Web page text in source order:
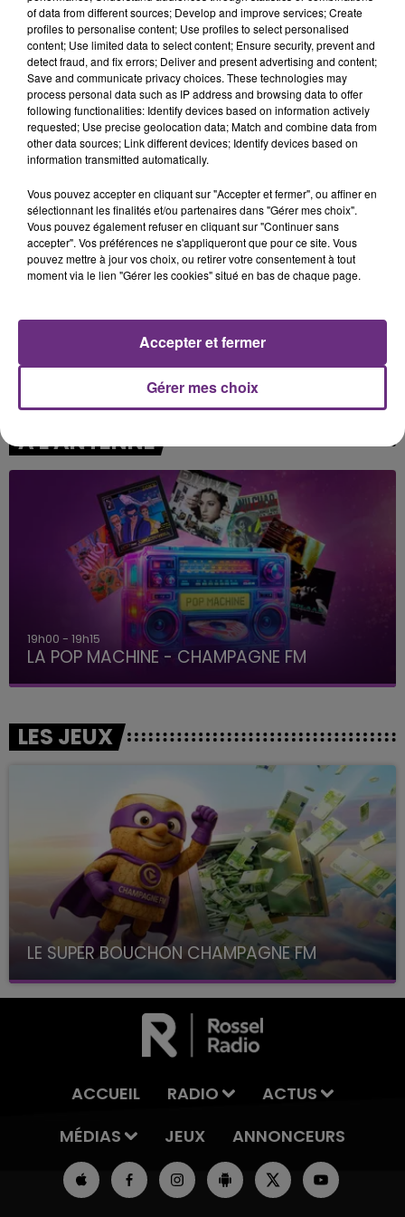
TOVE LO & STROMAE
Des Fleurs
PRAS
Ghetto Supastar
ORIA
Soiree Mondaine
RAYE
Where Is My Husband!
A L'ANTENNE
19h00 - 19h15
LA POP MACHINE - CHAMPAGNE FM
LES JEUX
LE SUPER BOUCHON CHAMPAGNE FM
avec La Famille Champagne FM, à 8H10
ACCUEIL RADIO
ACTUS
MÉDIAS
JEUX ANNONCEURS
of data from different sources; Develop and improve services; Create
profiles to personalise content; Use profiles to select personalised
content; Use limited data to select content; Ensure security, prevent and
detect fraud, and fix errors; Deliver and present advertising and content;
Save and communicate privacy choices. These technologies may
process personal data such as IP address and browsing data to offer
following functionalities: Identify devices based on information actively
requested; Use precise geolocation data; Match and combine data from
other data sources; Link different devices; Identify devices based on
information transmitted automatically.
Vous pouvez accepter en cliquant sur "Accepter et fermer", ou affiner en
sélectionnant les finalités et/ou partenaires dans "Gérer mes choix".
Vous pouvez également refuser en cliquant sur "Continuer sans
accepter". Vos préférences ne s'appliqueront que pour ce site. Vous
pouvez mettre à jour vos choix, ou retirer votre consentement à tout
moment via le lien "Gérer les cookies" situé en bas de chaque page.
Gérer mes choix
Accepter et fermer